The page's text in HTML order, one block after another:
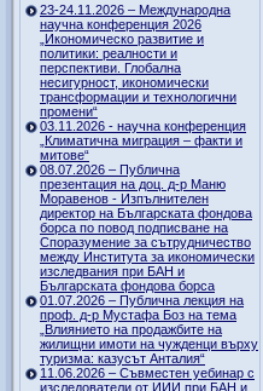
23-24.11.2026 – Международна
научна конференция 2026
„Икономическо развитие и
политики: реалности и
перспективи. Глобална
несигурност, икономически
трансформации и технологични
промени“
03.11.2026 - научна конференция
„Климатична миграция – факти и
митове“
08.07.2026 – Публична
презентация на доц. д-р Маню
Моравенов - Изпълнителен
директор на Българската фондова
борса по повод подписване на
Споразумение за сътрудничество
между Института за икономически
изследвания при БАН и
Българската фондова борса
01.07.2026 – Публична лекция на
проф. д-р Мустафа Боз на тема
„Влиянието на продажбите на
жилищни имоти на чужденци върху
туризма: казусът Анталия“
11.06.2026 – Съвместен уебинар с
изследователи от ИИИ при БАН и